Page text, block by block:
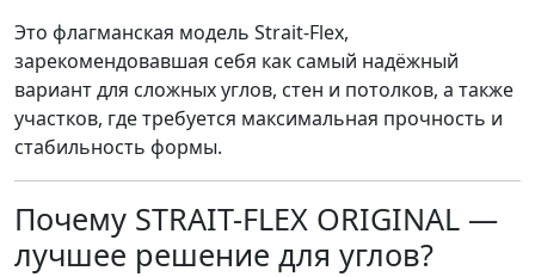
Это флагманская модель Strait-Flex,
зарекомендовавшая себя как самый надёжный
вариант для сложных углов, стен и потолков, а также
участков, где требуется максимальная прочность и
стабильность формы.
Почему STRAIT-FLEX ORIGINAL —
лучшее решение для углов?